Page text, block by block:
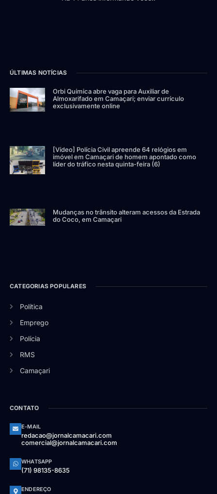
ÚLTIMAS NOTÍCIAS
Orbi Química abre vaga para Auxiliar de
Almoxarifado em Camaçari; enviar currículo
exclusivamente online
[Vídeo] Polícia Civil apreende 64 relógios em
imóvel em Camaçari de homem apontado como
líder do tráfico nesta quinta-feira (6)
Mudanças no trânsito alteram acessos da Estrada
do Coco, em Camaçari
CATEGORIAS POPULARES
Política
Emprego
Polícia
RMS
Camaçari
CONTATO
E-MAIL
redacao@jornalcamacari.com
comercial@jornalcamacari.com
WHATSAPP
(71) 98135-8635
ENDEREÇO